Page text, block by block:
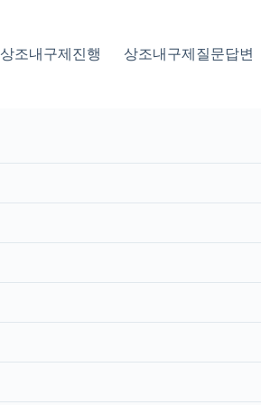
상조내구제진행 상조내구제질문답변